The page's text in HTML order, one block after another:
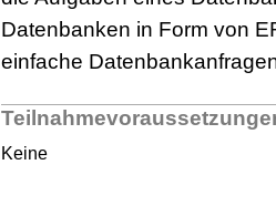
Datenbanken in Form von
einfache
Keine